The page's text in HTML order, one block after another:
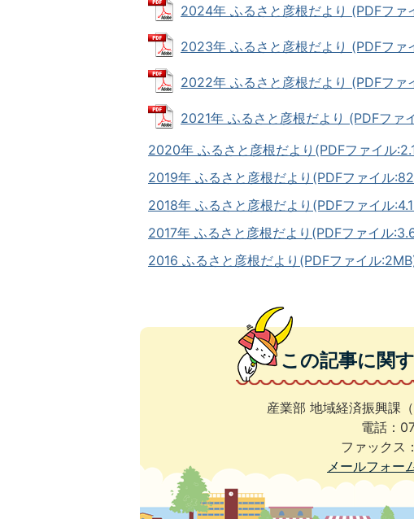
2024年 ふるさと彦根だより (PDFファ
2023年 ふるさと彦根だより (PDFファ
2022年 ふるさと彦根だより (PDFファ
2021年 ふるさと彦根だより (PDFファ
2020年 ふるさと彦根だより(PDFファイル
2019年 ふるさと彦根だより(PDFファイル
2018年 ふるさと彦根だより(PDFファイル
2017年 ふるさと彦根だより(PDFファイル
2016 ふるさと彦根だより(PDFファイル
この記事に関
産業部 地域経済振興課
電話：
ファックス
メールフォー